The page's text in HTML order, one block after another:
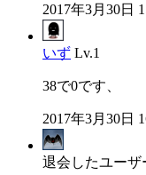
2017年3月30日
いず Lv.1
38で0です、
2017年3月30日
退会したユーザ